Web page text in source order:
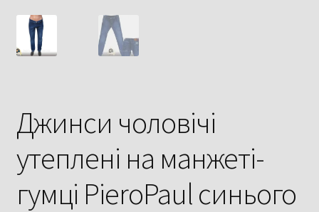
Джинси чоловічі
утеплені на манжеті-
гумці PieroPaul синього